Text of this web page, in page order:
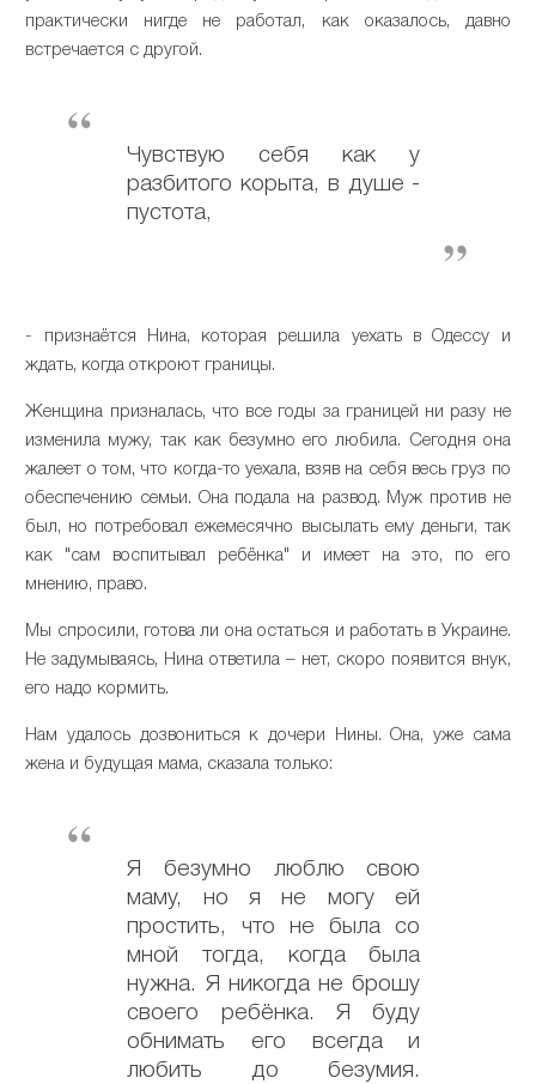
практически нигде не работал, как оказалось, давно
встречается с другой.
Чувствую себя как у
разбитого корыта, в душе -
пустота,
- признаётся Нина, которая решила уехать в Одессу и
ждать, когда откроют границы.
Женщина призналась, что все годы за границей ни разу не
изменила мужу, так как безумно его любила. Сегодня она
жалеет о том, что когда-то уехала, взяв на себя весь груз по
обеспечению семьи. Она подала на развод. Муж против не
был, но потребовал ежемесячно высылать ему деньги, так
как "сам воспитывал ребёнка" и имеет на это, по его
мнению, право.
Мы спросили, готова ли она остаться и работать в Украине.
Не задумываясь, Нина ответила – нет, скоро появится внук,
его надо кормить.
Нам удалось дозвониться к дочери Нины. Она, уже сама
жена и будущая мама, сказала только:
Я безумно люблю свою
маму, но я не могу ей
простить, что не была со
мной тогда, когда была
нужна. Я никогда не брошу
своего ребёнка. Я буду
обнимать его всегда и
любить до безумия.